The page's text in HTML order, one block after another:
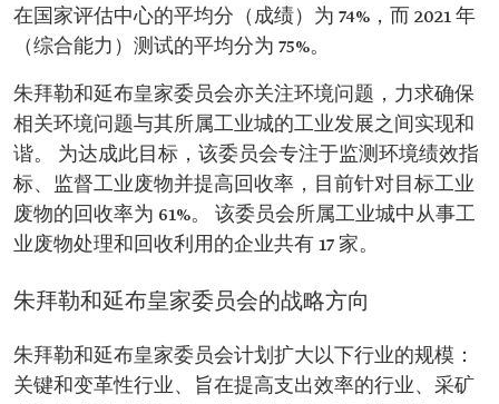
在国家评估中心的平均分（成绩）为 74%，而 2021 年
（综合能力）测试的平均分为 75%。
朱拜勒和延布皇家委员会亦关注环境问题，力求确保
相关环境问题与其所属工业城的工业发展之间实现和
谐。 为达成此目标，该委员会专注于监测环境绩效指
标、监督工业废物并提高回收率，目前针对目标工业
废物的回收率为 61%。 该委员会所属工业城中从事工
业废物处理和回收利用的企业共有 17 家。
朱拜勒和延布皇家委员会的战略方向
朱拜勒和延布皇家委员会计划扩大以下行业的规模：
关键和变革性行业、旨在提高支出效率的行业、采矿